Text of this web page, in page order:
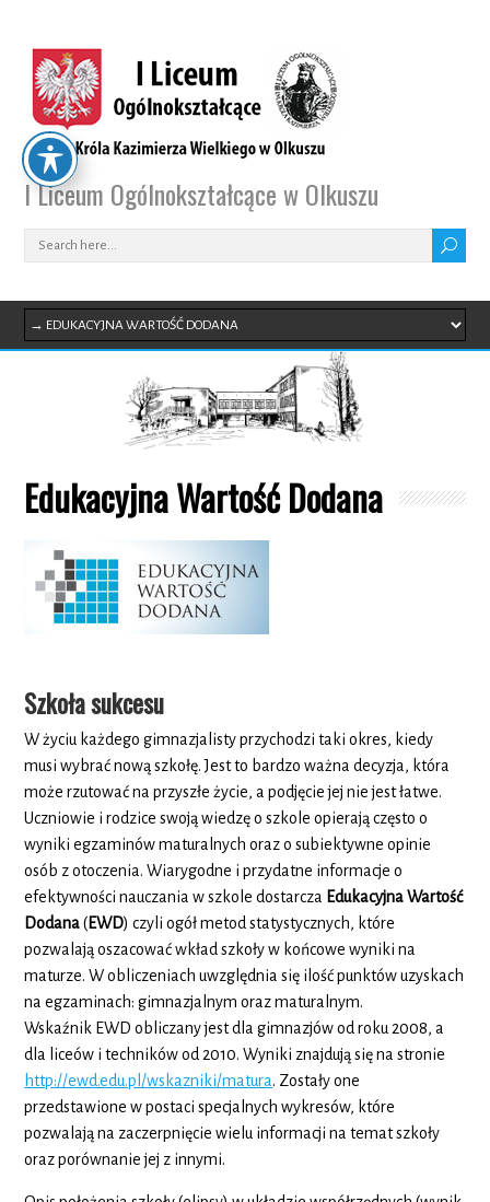
I Liceum Ogólnokształcące w Olkuszu
Edukacyjna Wartość Dodana
Szkoła sukcesu
W życiu każdego gimnazjalisty przychodzi taki okres, kiedy
musi wybrać nową szkołę. Jest to bardzo ważna decyzja, która
może rzutować na przyszłe życie, a podjęcie jej nie jest łatwe.
Uczniowie i rodzice swoją wiedzę o szkole opierają często o
wyniki egzaminów maturalnych oraz o subiektywne opinie
osób z otoczenia. Wiarygodne i przydatne informacje o
efektywności nauczania w szkole dostarcza Edukacyjna Wartość
Dodana(EWD) czyli ogół metod statystycznych, które
pozwalają oszacować wkład szkoły w końcowe wyniki na
maturze. W obliczeniach uwzględnia się ilość punktów uzyskach
na egzaminach: gimnazjalnym oraz maturalnym.
Wskaźnik EWD obliczany jest dla gimnazjów od roku 2008, a
dla liceów i techników od 2010. Wyniki znajdują się na stronie
http://ewd.edu.pl/wskazniki/matura. Zostały one
przedstawione w postaci specjalnych wykresów, które
pozwalają na zaczerpnięcie wielu informacji na temat szkoły
oraz porównanie jej z innymi.